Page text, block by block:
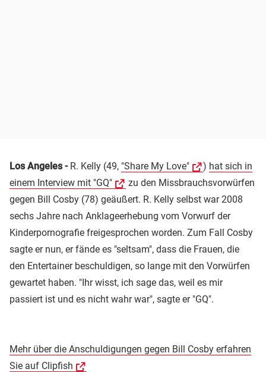
Los Angeles - R. Kelly (49, "Share My Love" ) hat sich in
einem Interview mit "GQ"
zu den Missbrauchsvorwürfen
gegen Bill Cosby (78) geäußert. R. Kelly selbst war 2008
sechs Jahre nach Anklageerhebung vom Vorwurf der
Kinderpornografie freigesprochen worden. Zum Fall Cosby
sagte er nun, er fände es "seltsam", dass die Frauen, die
den Entertainer beschuldigen, so lange mit den Vorwürfen
gewartet haben. "Ihr wisst, ich sage das, weil es mir
passiert ist und es nicht wahr war", sagte er "GQ".
Mehr über die Anschuldigungen gegen Bill Cosby erfahren
Sie auf Clipfish